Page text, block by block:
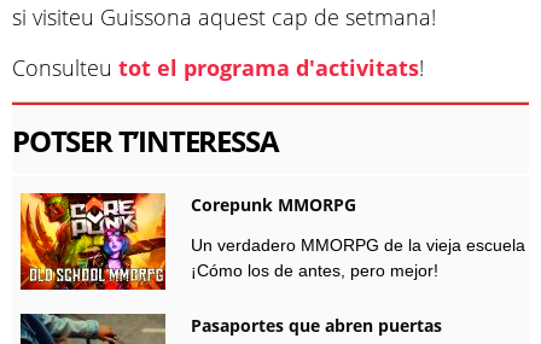
si visiteu Guissona aquest cap de setmana!
Consulteu tot el programa d'activitats!
POTSER T’INTERESSA
Corepunk MMORPG
Un verdadero MMORPG de la vieja escuela
¡Cómo los de antes, pero mejor!
Pasaportes que abren puertas